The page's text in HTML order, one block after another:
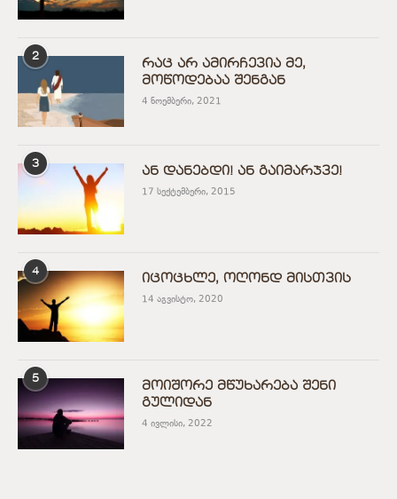
2
რაც არ ამირჩევია მე,
მოწოდებაა შენგან
4 ნოემბერი, 2021
3
ან დანებდი! ან გაიმარჯვე!
17 სექტემბერი, 2015
4
იცოცხლე, ოღონდ მისთვის
14 აგვისტო, 2020
5
მოიშორე მწუხარება შენი
გულიდან
4 ივლისი, 2022